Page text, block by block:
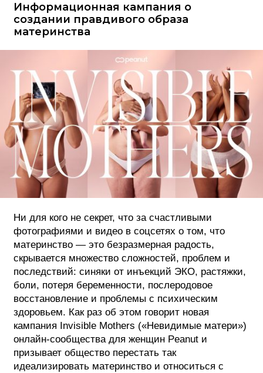
Информационная кампания о
создании правдивого образа
материнства
Ни для кого не секрет, что за счастливыми
фотографиями и видео в соцсетях о том, что
материнство — это безразмерная радость,
скрывается множество сложностей, проблем и
последствий: синяки от инъекций ЭКО, растяжки,
боли, потеря беременности, послеродовое
восстановление и проблемы с психическим
здоровьем. Как раз об этом говорит новая
кампания Invisible Mothers («Невидимые матери»)
онлайн-сообщества для женщин Peanut и
призывает общество перестать так
идеализировать материнство и относиться с
БИЗНЕС И
ТЕХНОЛОГИИ
ФЕСТИВАЛИ
ФОТОГРАФИЯ
ТИПОГРАФИКА
ИСТОРИИ БРЕНДОВ
О ПРОЕКТЕ
КОНТАКТЫ